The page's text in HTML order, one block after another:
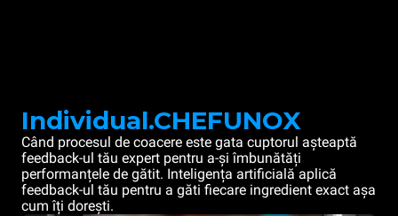
Individual.CHEFUNOX
Când procesul de coacere este gata cuptorul așteaptă
feedback-ul tău expert pentru a-și îmbunătăți
performanțele de gătit. Inteligența artificială aplică
feedback-ul tău pentru a găti fiecare ingredient exact așa
cum îți dorești.